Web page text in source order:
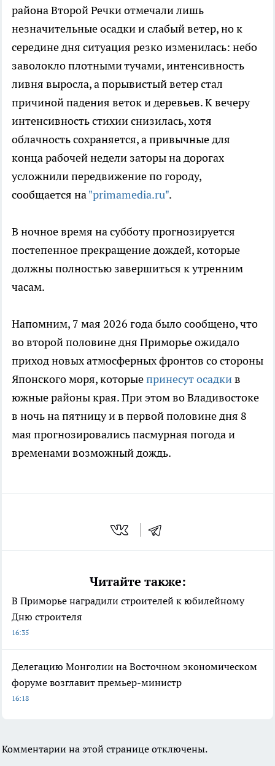
района Второй Речки отмечали лишь
незначительные осадки и слабый ветер, но к
середине дня ситуация резко изменилась: небо
заволокло плотными тучами, интенсивность
ливня выросла, а порывистый ветер стал
причиной падения веток и деревьев. К вечеру
интенсивность стихии снизилась, хотя
облачность сохраняется, а привычные для
конца рабочей недели заторы на дорогах
усложнили передвижение по городу,
сообщается на"primamedia.ru".
В ночное время на субботу прогнозируется
постепенное прекращение дождей, которые
должны полностью завершиться к утренним
часам.
Напомним, 7 мая 2026 года было сообщено, что
во второй половине дня Приморье ожидало
приход новых атмосферных фронтов со стороны
Японского моря, которыепринесут осадкив
южные районы края. При этом во Владивостоке
в ночь на пятницу и в первой половине дня 8
мая прогнозировались пасмурная погода и
временами возможный дождь.
Читайте также:
В Приморье наградили строителей к юбилейному
Дню строителя
16:35
Делегацию Монголии на Восточном экономическом
форуме возглавит премьер-министр
16:18
Комментарии на этой странице отключены.